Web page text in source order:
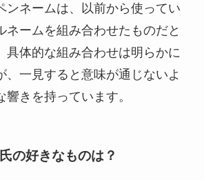
ンネームは、以前から使ってい
ネームを組み合わせたものだと
具体的な組み合わせは明らかに
、一見すると意味が通じないよ
響きを持っています。
の好きなものは？